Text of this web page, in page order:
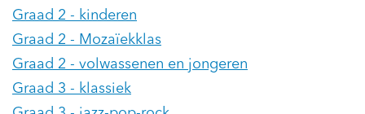
Graad 2 - kinderen
Graad 2 - Mozaïekklas
Graad 2 - volwassenen en jongeren
Graad 3 - klassiek